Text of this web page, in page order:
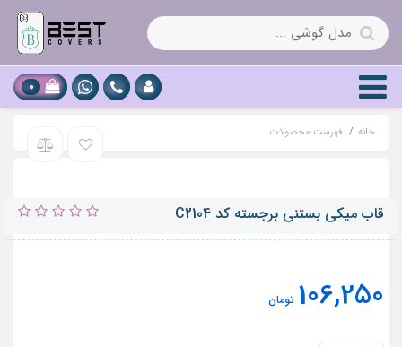
0
خانه فهرست محصولات
قاب میکی بستنی برجسته کد C2104
106,250 تومان